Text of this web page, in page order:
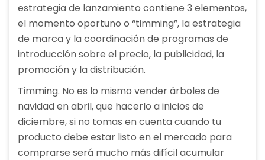
estrategia de lanzamiento contiene 3 elementos,
el momento oportuno o “timming”, la estrategia
de marca y la coordinación de programas de
introducción sobre el precio, la publicidad, la
promoción y la distribución.
Timming. No es lo mismo vender árboles de
navidad en abril, que hacerlo a inicios de
diciembre, si no tomas en cuenta cuando tu
producto debe estar listo en el mercado para
comprarse será mucho más difícil acumular